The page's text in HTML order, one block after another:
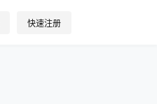
快速注册